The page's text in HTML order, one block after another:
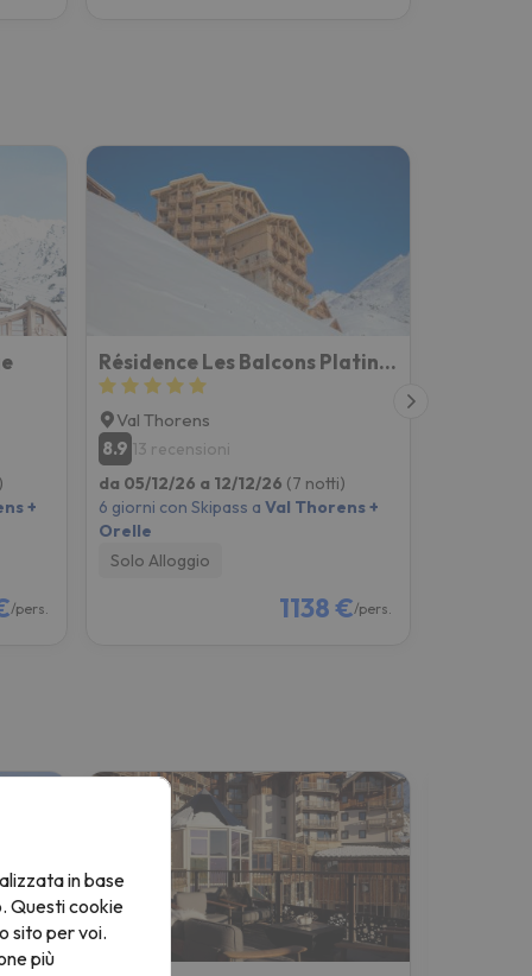
+
/pers.
Résidence Les Balcons Platinium Val Thorens
Val Thorens
8.9 13 recensioni
da 05/12/26 a 12/12/26 (7 notti)
6 giorni con Skipass aVal Thorens +
Orelle
Solo Alloggio
1138 €/pers.
in base
Questi cookie
sito per voi.
più